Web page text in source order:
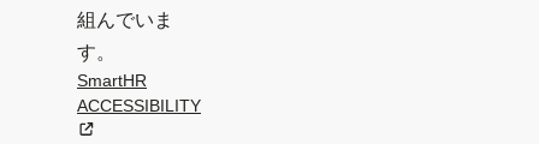
組んでいま
す。
SmartHR
ACCESSIBILITY
新規タブまたはウィンドウで開く